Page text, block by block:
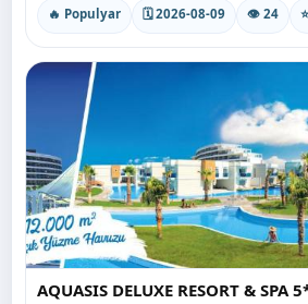
🔥 Populyar 🗓 2026-08-09 👁 24
AQUASIS DELUXE RESORT & SPA